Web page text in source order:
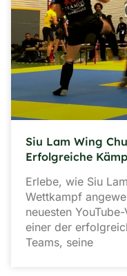
Siu Lam Wing
Erfolgreiche
Erlebe, wie Siu
Wettkampf
neuesten
einer der
Teams, seine